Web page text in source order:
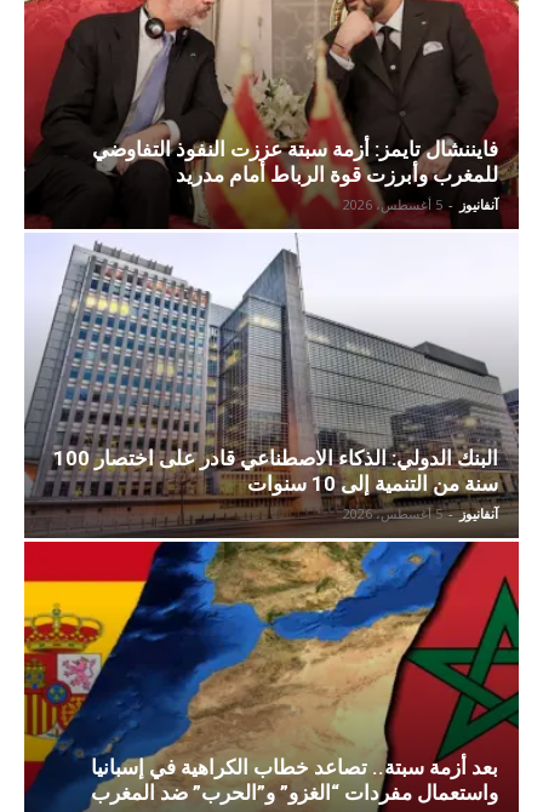
فايننشال تايمز: أزمة سبتة عززت النفوذ التفاوضي
للمغرب وأبرزت قوة الرباط أمام مدريد
آنفانيوز - 5 أغسطس، 2026
البنك الدولي: الذكاء الاصطناعي قادر على اختصار 100
سنة من التنمية إلى 10 سنوات
آنفانيوز - 5 أغسطس، 2026
بعد أزمة سبتة.. تصاعد خطاب الكراهية في إسبانيا
واستعمال مفردات “الغزو” و”الحرب” ضد المغرب